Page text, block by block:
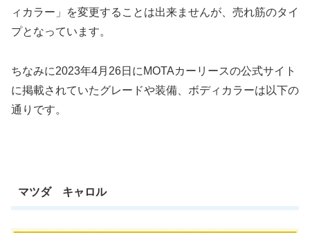
ィカラー」を変更することは出来ませんが、売れ筋のタイ
プとなっています。
ちなみに2023年4月26日にMOTAカーリースの公式サイト
に掲載されていたグレードや装備、ボディカラーは以下の
通りです。
マツダ キャロル